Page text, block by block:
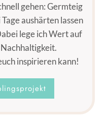
gehen: Germteig
aushärten lassen
lege ich Wert auf
inspirieren kann!